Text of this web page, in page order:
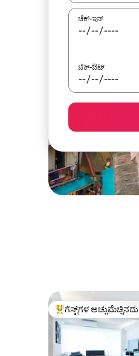
ಚೆಕ್-ಇನ್
ಚೆಕ್-ಔಟ್
ಗೆಸ್ಟ್‌ಗಳಿಗೆ ಅತಿ ಹೆಚ್ಚು
ಗೆಸ್ಟ್‌ಗಳ ಅಚ್ಚುಮೆಚ್ಚಿನದು